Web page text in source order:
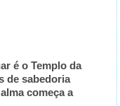
é o Templo da
de sabedoria
começa a